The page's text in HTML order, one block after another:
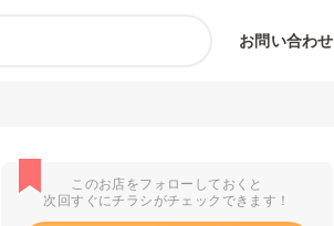
お問い合わせ
このお店をフォローしておくと
次回すぐにチラシがチェックできます！